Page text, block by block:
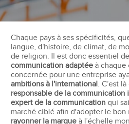
Chaque pays à ses spécificités,
langue, d'histoire, de climat, de
de religion. Il est donc essentiel
communication adaptée à chaque
concernée pour une entreprise
ambitions à l'international. C'est
responsable de la communication
expert de la communication qui
marché ciblé afin d'adopter le
rayonner la marque à l'échelle